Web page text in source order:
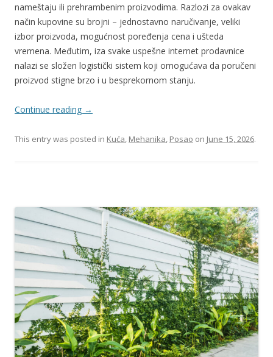
nameštaju ili prehrambenim proizvodima. Razlozi za ovakav
način kupovine su brojni – jednostavno naručivanje, veliki
izbor proizvoda, mogućnost poređenja cena i ušteda
vremena. Međutim, iza svake uspešne internet prodavnice
nalazi se složen logistički sistem koji omogućava da poručeni
proizvod stigne brzo i u besprekornom stanju.
Continue reading →
This entry was posted in Kuća, Mehanika, Posao on June 15, 2026.